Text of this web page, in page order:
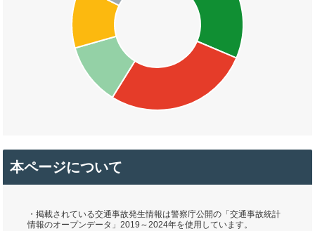
本ページについて
・掲載されている交通事故発生情報は警察庁公開の「交通事故統計
情報のオープンデータ」2019～2024年を使用しています。